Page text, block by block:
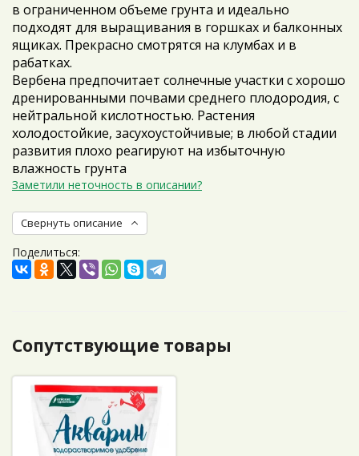
в ограниченном объеме грунта и идеально
подходят для выращивания в горшках и балконных
ящиках. Прекрасно смотрятся на клумбах и в
рабатках.
Вербена предпочитает солнечные участки с хорошо
дренированными почвами среднего плодородия, с
нейтральной кислотностью. Растения
холодостойкие, засухоустойчивые; в любой стадии
развития плохо реагируют на избыточную
влажность грунта
Заметили неточность в описании?
Свернуть описание
Поделиться:
Сопутствующие товары